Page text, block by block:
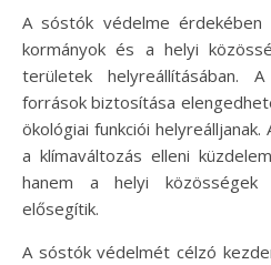
A sóstók védelme
kormányok és a helyi
területek helyreállításában.
források biztosítása
ökológiai funkciói
a klímaváltozás elleni
hanem a helyi
elősegítik.
A sóstók védelmét célzó